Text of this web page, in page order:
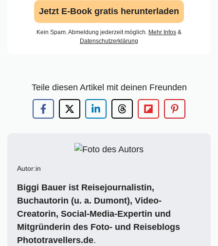
Jetzt E-Book gratis herunterladen
Kein Spam. Abmeldung jederzeit möglich. Mehr Infos &
Datenschutzerklärung
Teile diesen Artikel mit deinen Freunden
Autor:in
Biggi Bauer ist Reisejournalistin,
Buchautorin (u. a. Dumont), Video-
Creatorin, Social-Media-Expertin und
Mitgründerin des Foto- und Reiseblogs
Phototravellers.de.